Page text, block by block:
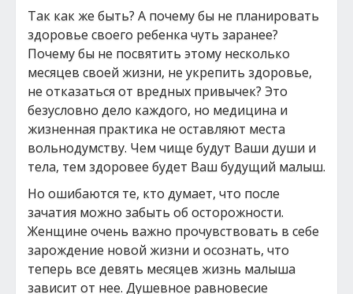
Так как же быть? А почему бы не планировать
здоровье своего ребенка чуть заранее?
Почему бы не посвятить этому несколько
месяцев своей жизни, не укрепить здоровье,
не отказаться от вредных привычек? Это
безусловно дело каждого, но медицина и
жизненная практика не оставляют места
вольнодумству. Чем чище будут Ваши души и
тела, тем здоровее будет Ваш будущий малыш.
Но ошибаются те, кто думает, что после
зачатия можно забыть об осторожности.
Женщине очень важно прочувствовать в себе
зарождение новой жизни и осознать, что
теперь все девять месяцев жизнь малыша
зависит от нее. Душевное равновесие